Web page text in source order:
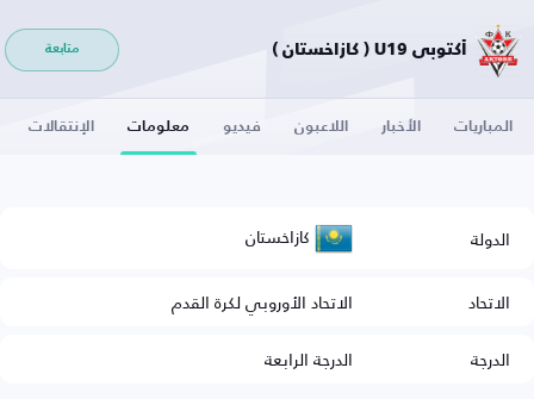
أكتوبي U19 ( كازاخستان ) متابعة
المباريات الأخبار اللاعبون فيديو معلومات الإنتقالات
الدولة كازاخستان
الاتحاد
الاتحاد الأوروبي لكرة القدم
الدرجة
الدرجة الرابعة